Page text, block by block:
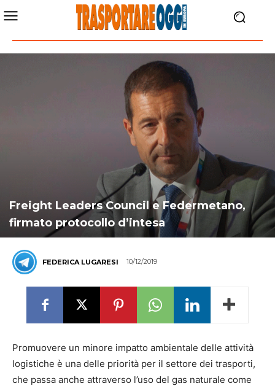
Freight Leaders Council e Federmetano,
firmato protocollo d’intesa
FEDERICA LUGARESI 10/12/2019
Promuovere un minore impatto ambientale delle attività
logistiche è una delle priorità per il settore dei trasporti,
che passa anche attraverso l’uso del gas naturale come